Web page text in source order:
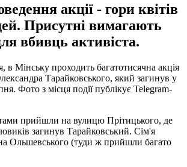
акції - гори квітів
Присутні вимагають
вбивць активіста.
в Мінську проходить багатотисячна акція
Тарайковського, який загинув у
Фото з місця події публікує Telegram-
прийшли на вулицю Прітицького, де
загинув Тарайковський. Сім'я
Ольшевського (туди ж прийшли багато